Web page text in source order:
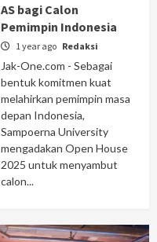
AS bagi Calon
Pemimpin Indonesia
1 year ago Redaksi
Jak-One.com - Sebagai
bentuk komitmen kuat
melahirkan pemimpin masa
depan Indonesia,
Sampoerna University
mengadakan Open House
2025 untuk menyambut
calon...